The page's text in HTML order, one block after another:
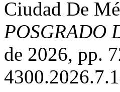
Ciudad De
POSGRADO
de 2026, pp.